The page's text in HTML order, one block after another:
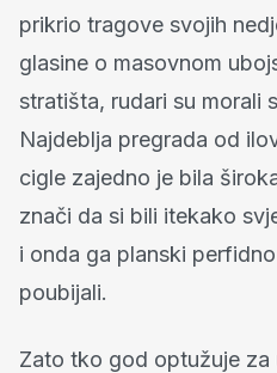
prikrio tragove svojih
glasine o masovnom
stratišta, rudari su morali
Najdeblja pregrada od
cigle zajedno je bila
znači da si bili itekako
i onda ga planski
poubijali.
Zato tko god optužuje